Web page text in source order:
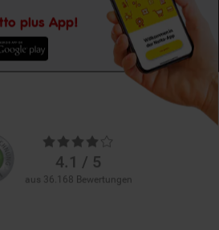
plus App!
Bewertungen4.1 / 5
aus 36.168 Bewertungen